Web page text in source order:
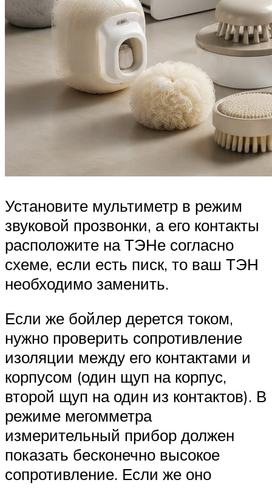
Установите мультиметр в режим
звуковой прозвонки, а его контакты
расположите на ТЭНе согласно
схеме, если есть писк, то ваш ТЭН
необходимо заменить.
Если же бойлер дерется током,
нужно проверить сопротивление
изоляции между его контактами и
корпусом (один щуп на корпус,
второй щуп на один из контактов). В
режиме мегомметра
измерительный прибор должен
показать бесконечно высокое
сопротивление. Если же оно